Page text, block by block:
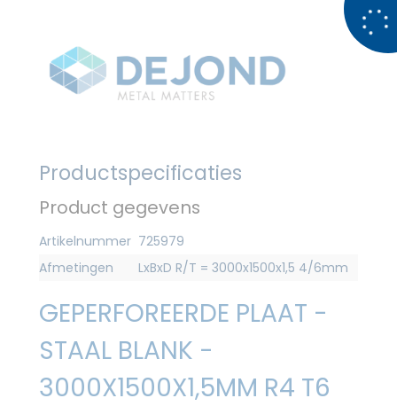
Productspecificaties
Product gegevens
Artikelnummer 725979
Afmetingen
LxBxD R/T = 3000x1500x1,5 4/6mm
GEPERFOREERDE PLAAT -
STAAL BLANK -
3000X1500X1,5MM R4 T6